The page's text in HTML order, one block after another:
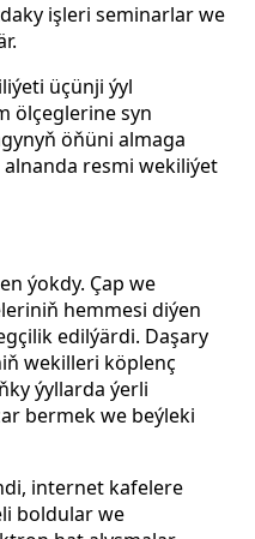
işleri seminarlar we
üçünji ýyl
ölçeglerine syn
öňüni almaga
resmi wekiliýet
ýokdy. Çap we
hemmesi diýen
edilýärdi. Daşary
wekilleri köplenç
ýyllarda ýerli
bermek we beýleki
internet kafelere
boldular we